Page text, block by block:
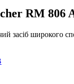
RM 806
засіб широкого